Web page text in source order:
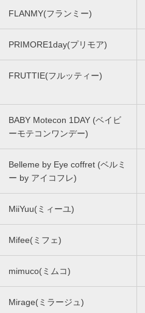
FLANMY(フランミー)
PRIMORE1day(プリモア)
FRUTTIE(フルッティー)
BABY Motecon 1DAY (ベイビ
ーモテコンワンデー)
Belleme by Eye coffret (ベルミ
ー by アイコフレ)
MiiYuu(ミィーユ)
Mifee(ミフェ)
mimuco(ミムコ)
Mirage(ミラージュ)